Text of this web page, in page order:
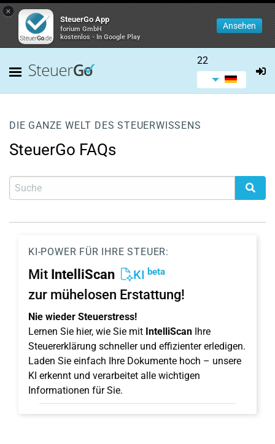
×
SteuerGo App
forium GmbH
kostenlos - In Google Play
Ansehen
22
DIE GANZE WELT DES STEUERWISSENS
SteuerGo FAQs
KI-POWER FÜR IHRE STEUER:
Mit IntelliScan KI beta
zur mühelosen Erstattung!
Nie wieder Steuerstress!
Lernen Sie hier, wie Sie mit IntelliScan Ihre
Steuererklärung schneller und effizienter erledigen.
Laden Sie einfach Ihre Dokumente hoch – unsere
KI erkennt und verarbeitet alle wichtigen
Informationen für Sie.